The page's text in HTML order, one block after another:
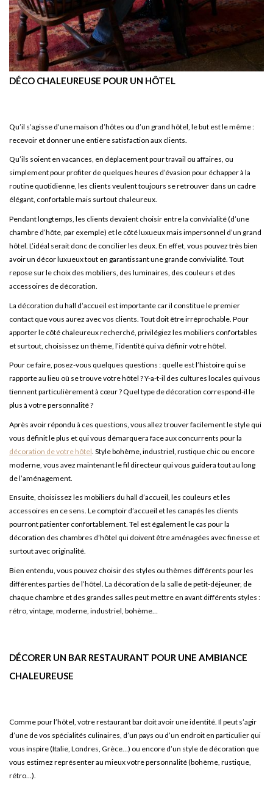
DÉCO CHALEUREUSE POUR UN HÔTEL
Qu’il s’agisse d’une maison d’hôtes ou d’un grand hôtel, le but est le même :
recevoir et donner une entière satisfaction aux clients.
Qu’ils soient en vacances, en déplacement pour travail ou affaires, ou
simplement pour profiter de quelques heures d’évasion pour échapper à la
routine quotidienne, les clients veulent toujours se retrouver dans un cadre
élégant, confortable mais surtout chaleureux.
Pendant longtemps, les clients devaient choisir entre la convivialité (d’une
chambre d’hôte, par exemple) et le côté luxueux mais impersonnel d’un grand
hôtel. L’idéal serait donc de concilier les deux. En effet, vous pouvez très bien
avoir un décor luxueux tout en garantissant une grande convivialité. Tout
repose sur le choix des mobiliers, des luminaires, des couleurs et des
accessoires de décoration.
La décoration du hall d’accueil est importante car il constitue le premier
contact que vous aurez avec vos clients. Tout doit être irréprochable. Pour
apporter le côté chaleureux recherché, privilégiez les mobiliers confortables
et surtout, choisissez un thème, l’identité qui va définir votre hôtel.
Pour ce faire, posez-vous quelques questions : quelle est l’histoire qui se
rapporte au lieu où se trouve votre hôtel ? Y-a-t-il des cultures locales qui vous
tiennent particulièrement à cœur ? Quel type de décoration correspond-il le
plus à votre personnalité ?
Après avoir répondu à ces questions, vous allez trouver facilement le style qui
vous définit le plus et qui vous démarquera face aux concurrents pour la
décoration de votre hôtel . Style bohème, industriel, rustique chic ou encore
moderne, vous avez maintenant le fil directeur qui vous guidera tout au long
de l’aménagement.
Ensuite, choisissez les mobiliers du hall d’accueil, les couleurs et les
accessoires en ce sens. Le comptoir d’accueil et les canapés les clients
pourront patienter confortablement. Tel est également le cas pour la
décoration des chambres d’hôtel qui doivent être aménagées avec finesse et
surtout avec originalité.
Bien entendu, vous pouvez choisir des styles ou thèmes différents pour les
différentes parties de l’hôtel. La décoration de la salle de petit-déjeuner, de
chaque chambre et des grandes salles peut mettre en avant différents styles :
rétro, vintage, moderne, industriel, bohème…
DÉCORER UN BAR RESTAURANT POUR UNE AMBIANCE
CHALEUREUSE
Comme pour l’hôtel, votre restaurant bar doit avoir une identité. Il peut s’agir
d’une de vos spécialités culinaires, d’un pays ou d’un endroit en particulier qui
vous inspire (Italie, Londres, Grèce…) ou encore d’un style de décoration que
vous estimez représenter au mieux votre personnalité (bohème, rustique,
rétro…).